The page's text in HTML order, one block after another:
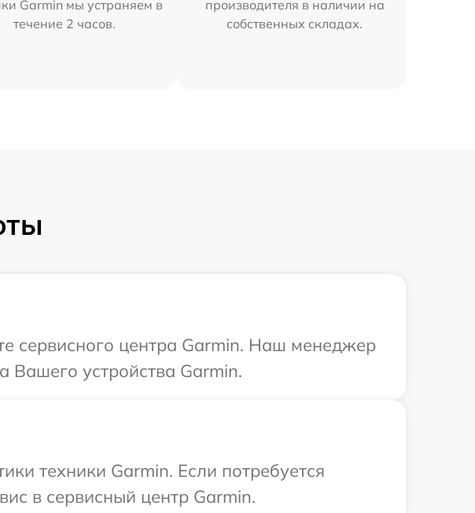
Garmin мы устраняем в
течение 2 часов.
производителя в наличии на
собственных складах.
сервисного центра Garmin. Наш менеджер
Вашего устройства Garmin.
техники Garmin. Если потребуется
в сервисный центр Garmin.